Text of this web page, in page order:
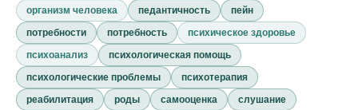
организм человека
педантичность
пейн
потребности
потребность
психическое здоровье
психоанализ
психологическая помощь
психологические проблемы
психотерапия
реабилитация
роды самооценка
слушание